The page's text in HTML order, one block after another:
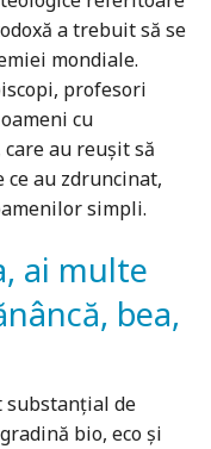
a trebuit să se
mondiale.
profesori
cu
au reușit să
au zdruncinat,
simpli.
ai multe
bea,
substanțial de
bio, eco și